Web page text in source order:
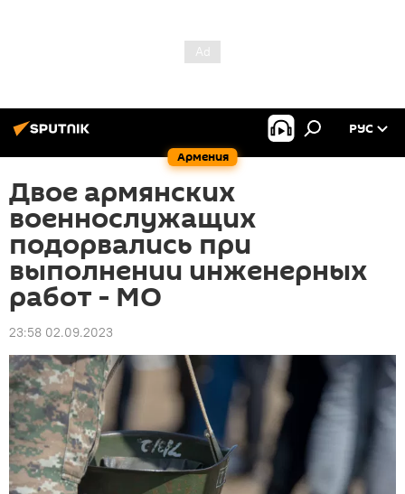
Армения
РУС
Двое армянских
военнослужащих
подорвались при
выполнении инженерных
работ - МО
23:58 02.09.2023